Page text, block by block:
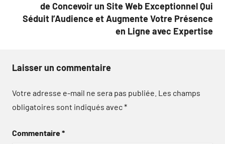
de Concevoir un Site Web Exceptionnel Qui
Séduit l’Audience et Augmente Votre Présence
en Ligne avec Expertise
Laisser un commentaire
Votre adresse e-mail ne sera pas publiée. Les champs
obligatoires sont indiqués avec*
Commentaire*